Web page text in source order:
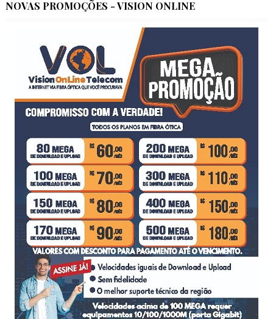
NOVAS PROMOÇÕES - VISION ONLINE